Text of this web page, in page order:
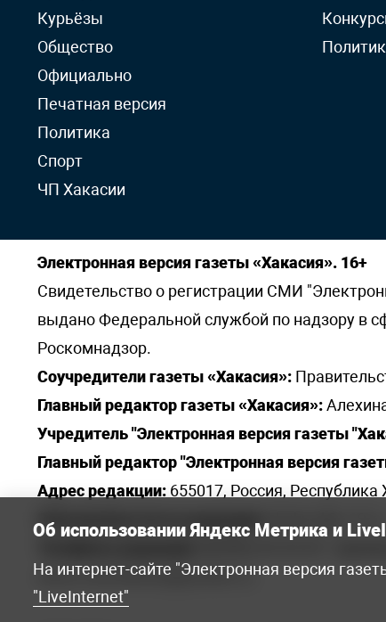
Курьёзы
Общество
Официально
Печатная версия
Политика
Спорт
ЧП Хакасии
Электронная версия газеты «Хакасия». 16+
Свидетельство о регистрации СМИ
выдано Федеральной службой по надзору в
Роскомнадзор.
Соучредители газеты «Хакасия»:
Главный редактор газеты «Хакасия»:
Учредитель "Электронная версия газеты
Главный редактор "Электронная версия
Адрес редакции: 655017, Россия,
Электронная почта редакции: khakred@r-19.ru
elena.s.korotkowa@yandex.ru.
Об использовании Яндекс Метрика и
На интернет-сайте "Электронная версия
"LiveInternet"